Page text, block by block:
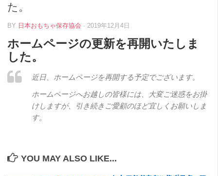
た。
BY 日本おもちゃ保存協会 · 2019年12月4日
ホームページの更新を再開いたしま
した。
近日、ホームページを再開する予定でございます。
ホームページへお越しの皆様には、大変ご迷惑をお掛
けしますが、引き続きご愛顧のほど宜しくお願いしま
す。
YOU MAY ALSO LIKE...